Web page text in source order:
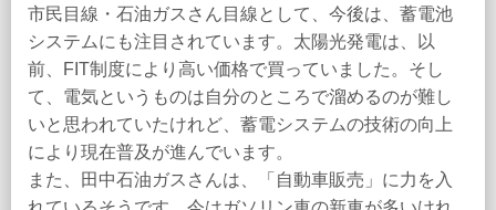
市民目線・石油ガスさん目線として、今後は、蓄電池
システムにも注目されています。太陽光発電は、以
前、FIT制度により高い価格で買っていました。そし
て、電気というものは自分のところで溜めるのが難し
いと思われていたけれど、蓄電システムの技術の向上
により現在普及が進んでいます。
また、田中石油ガスさんは、「自動車販売」に力を入